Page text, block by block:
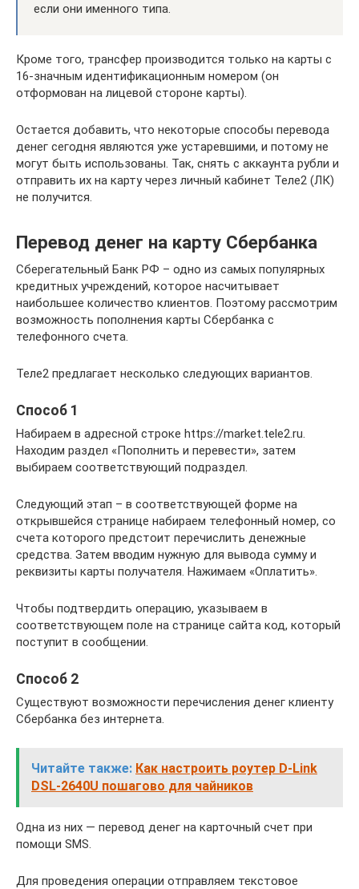
если они именного типа.
Кроме того, трансфер производится только на карты с
16-значным идентификационным номером (он
отформован на лицевой стороне карты).
Остается добавить, что некоторые способы перевода
денег сегодня являются уже устаревшими, и потому не
могут быть использованы. Так, снять с аккаунта рубли и
отправить их на карту через личный кабинет Теле2 (ЛК)
не получится.
Перевод денег на карту Сбербанка
Сберегательный Банк РФ – одно из самых популярных
кредитных учреждений, которое насчитывает
наибольшее количество клиентов. Поэтому рассмотрим
возможность пополнения карты Сбербанка с
телефонного счета.
Теле2 предлагает несколько следующих вариантов.
Способ 1
Набираем в адресной строке https://market.tele2.ru.
Находим раздел «Пополнить и перевести», затем
выбираем соответствующий подраздел.
Следующий этап – в соответствующей форме на
открывшейся странице набираем телефонный номер, со
счета которого предстоит перечислить денежные
средства. Затем вводим нужную для вывода сумму и
реквизиты карты получателя. Нажимаем «Оплатить».
Чтобы подтвердить операцию, указываем в
соответствующем поле на странице сайта код, который
поступит в сообщении.
Способ 2
Существуют возможности перечисления денег клиенту
Сбербанка без интернета.
Читайте также: Как настроить роутер D-Link
DSL-2640U пошагово для чайников
Одна из них — перевод денег на карточный счет при
помощи SMS.
Для проведения операции отправляем текстовое